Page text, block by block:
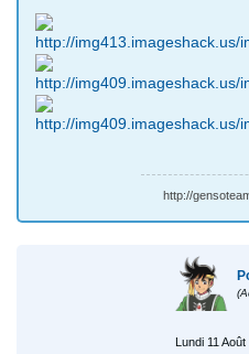
http://
Lundi 11